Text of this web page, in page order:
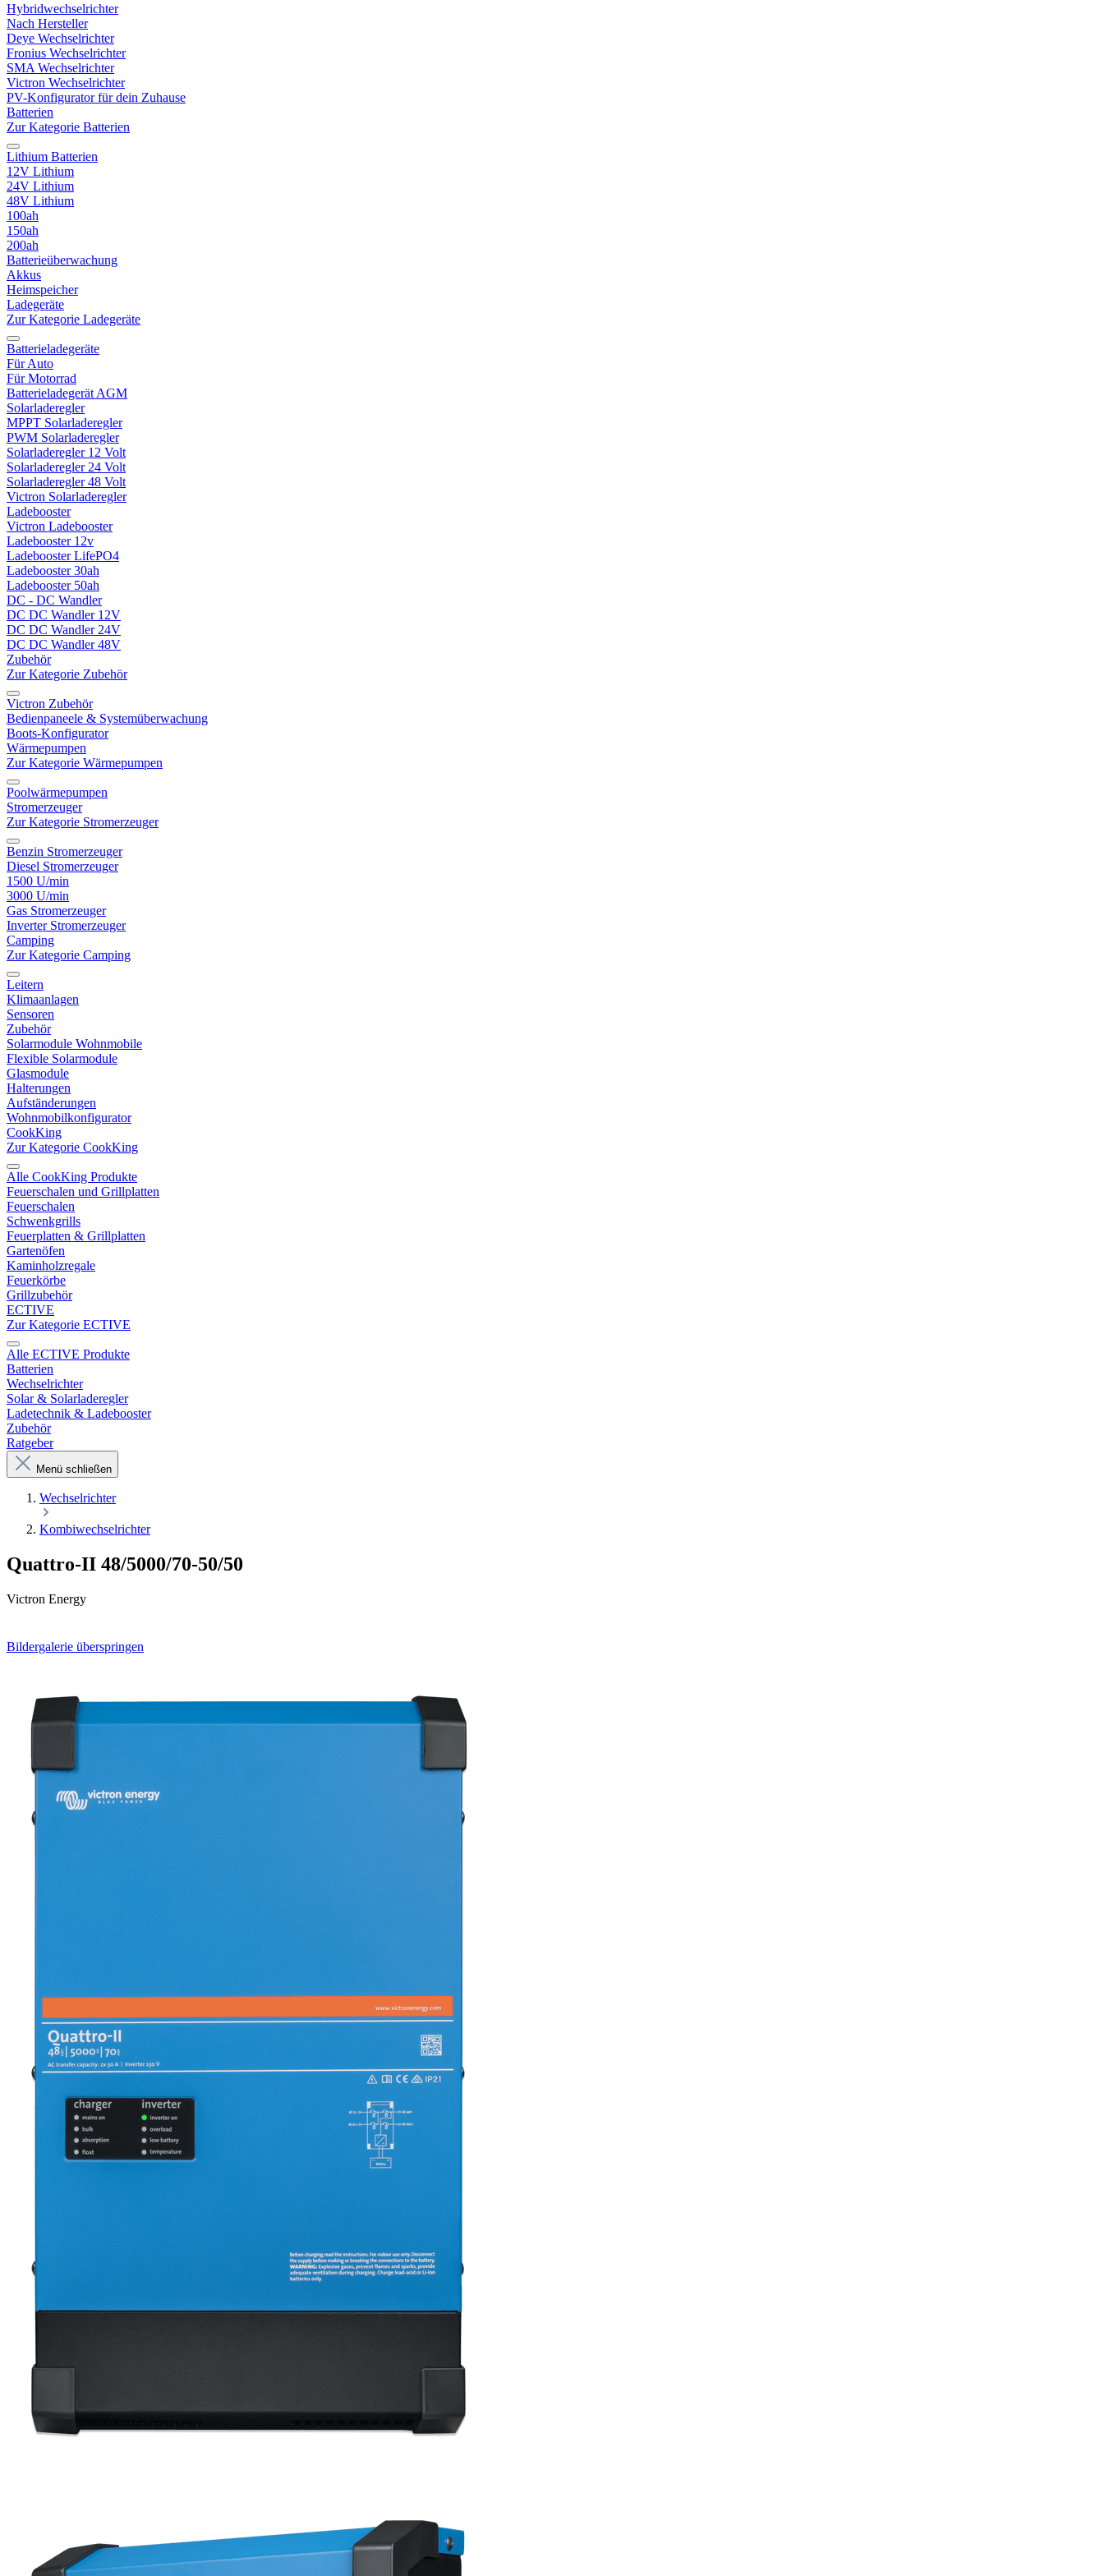
Hybridwechselrichter
Nach Hersteller
Deye Wechselrichter
Fronius Wechselrichter
SMA Wechselrichter
Victron Wechselrichter
PV-Konfigurator für dein Zuhause
Batterien
Zur Kategorie Batterien
Lithium Batterien
12V Lithium
24V Lithium
48V Lithium
100ah
150ah
200ah
Batterieüberwachung
Akkus
Heimspeicher
Ladegeräte
Zur Kategorie Ladegeräte
Batterieladegeräte
Für Auto
Für Motorrad
Batterieladegerät AGM
Solarladeregler
MPPT Solarladeregler
PWM Solarladeregler
Solarladeregler 12 Volt
Solarladeregler 24 Volt
Solarladeregler 48 Volt
Victron Solarladeregler
Ladebooster
Victron Ladebooster
Ladebooster 12v
Ladebooster LifePO4
Ladebooster 30ah
Ladebooster 50ah
DC - DC Wandler
DC DC Wandler 12V
DC DC Wandler 24V
DC DC Wandler 48V
Zubehör
Zur Kategorie Zubehör
Victron Zubehör
Bedienpaneele & Systemüberwachung
Boots-Konfigurator
Wärmepumpen
Zur Kategorie Wärmepumpen
Poolwärmepumpen
Stromerzeuger
Zur Kategorie Stromerzeuger
Benzin Stromerzeuger
Diesel Stromerzeuger
1500 U/min
3000 U/min
Gas Stromerzeuger
Inverter Stromerzeuger
Camping
Zur Kategorie Camping
Leitern
Klimaanlagen
Sensoren
Zubehör
Solarmodule Wohnmobile
Flexible Solarmodule
Glasmodule
Halterungen
Aufständerungen
Wohnmobilkonfigurator
CookKing
Zur Kategorie CookKing
Alle CookKing Produkte
Feuerschalen und Grillplatten
Feuerschalen
Schwenkgrills
Feuerplatten & Grillplatten
Gartenöfen
Kaminholzregale
Feuerkörbe
Grillzubehör
ECTIVE
Zur Kategorie ECTIVE
Alle ECTIVE Produkte
Batterien
Wechselrichter
Solar & Solarladeregler
Ladetechnik & Ladebooster
Zubehör
Ratgeber
Menü schließen
Wechselrichter
Kombiwechselrichter
Quattro-II 48/5000/70-50/50
Victron Energy
Bildergalerie überspringen